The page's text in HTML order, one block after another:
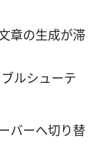
章の生成が滞
ルシューテ
バーへ切り替